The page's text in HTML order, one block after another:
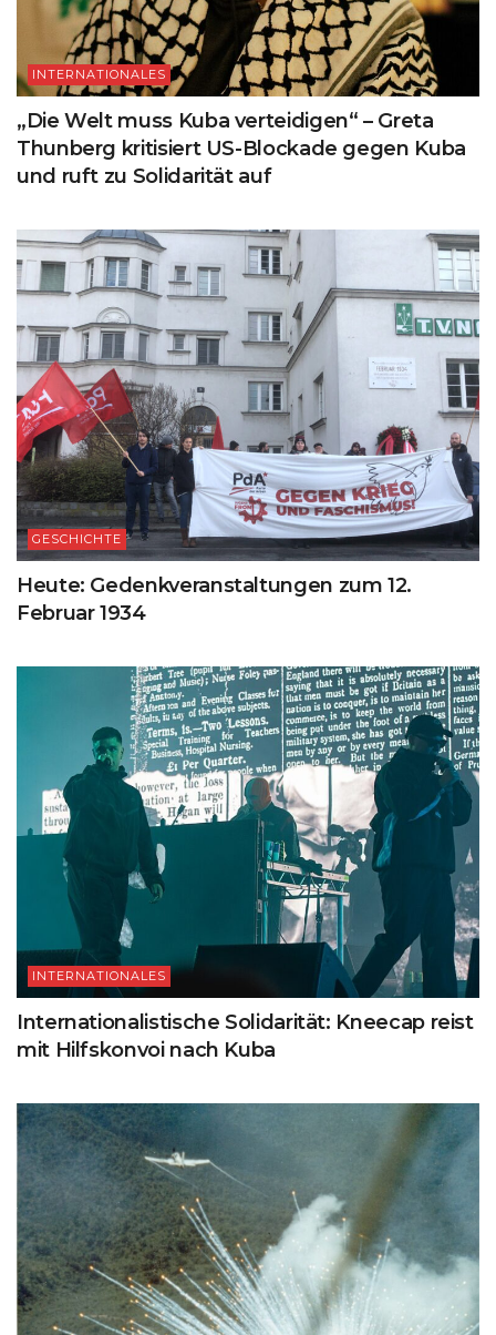
INTERNATIONALES
„Die Welt muss Kuba verteidigen“ – Greta
Thunberg kritisiert US-Blockade gegen Kuba
und ruft zu Solidarität auf
GESCHICHTE
Heute: Gedenkveranstaltungen zum 12.
Februar 1934
INTERNATIONALES
Internationalistische Solidarität: Kneecap reist
mit Hilfskonvoi nach Kuba